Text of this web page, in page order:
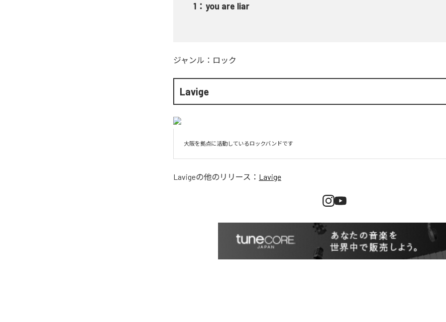
1 ： you are liar
ジャンル： ロック
Lavige
大阪を拠点に活動しているロックバンドです
Lavigeの他のリリース： Lavige